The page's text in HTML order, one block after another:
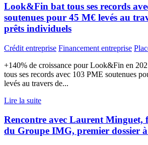
Look&Fin bat tous ses records
soutenues pour 45 M€ levés au
prêts individuels
Crédit entreprise Financement entreprise
+140% de croissance pour Look&Fin en
tous ses records avec 103 PME soutenues
levés au travers de...
Lire la suite
Rencontre avec Laurent Minguet,
du Groupe IMG, premier dossier